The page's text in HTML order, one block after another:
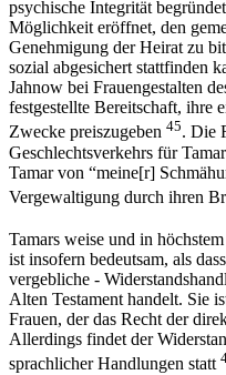
psychische Integrität
Möglichkeit eröffnet, den
Genehmigung der Heirat zu
sozial abgesichert stattfinden
Jahnow bei Frauengestalten
festgestellte Bereitschaft, ihre
Zwecke preiszugeben 45. Die
Geschlechtsverkehrs für
Tamar von “meine[r]
Vergewaltigung durch ihren
Tamars weise und in
ist insofern bedeutsam, als
vergebliche -
Alten Testament handelt. Sie
Frauen, der das Recht der
Allerdings findet der
sprachlicher Handlungen statt